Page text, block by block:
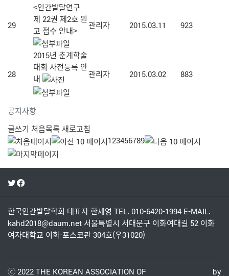
공지사항
29
<인간발달연구
제 22권 제2호 원
고 접수 안내>
관리자 2015.03.11 923
28
2015년 춘계학술
대회 사전등록 안
내
관리자 2015.03.02 883
글쓰기 처음목록새로고침
123456789
한국인간발달학회 대표자 한세영 TEL. 010-6420-1994 E-MAIL.
kahd2018@daum.net 서울특별시 서대문구 이화여대길 52 이화
여자대학교 이화-포스코관 304호(우31020)
ⓒ 2022THE KOREAN ASSOCIATION OF by